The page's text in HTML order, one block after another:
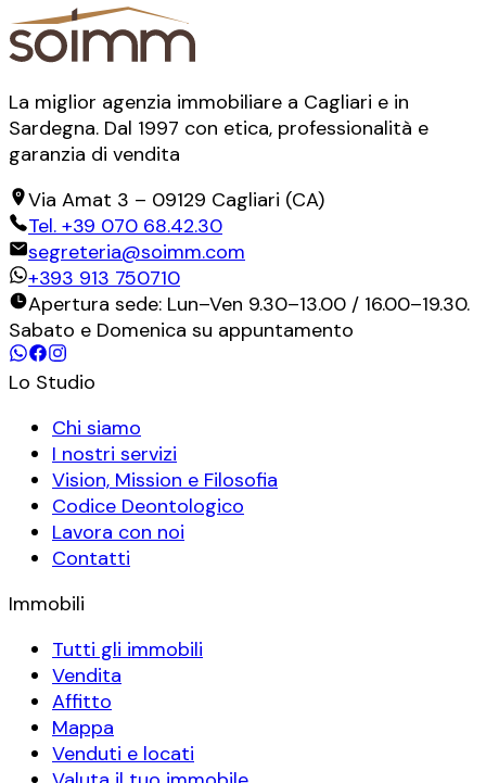
La miglior agenzia immobiliare a Cagliari e in
Sardegna. Dal 1997 con etica, professionalità e
garanzia di vendita
Via Amat 3 – 09129 Cagliari (CA)
Tel. +39 070 68.42.30
segreteria@soimm.com
+393 913 750710
Apertura sede: Lun–Ven 9.30–13.00 / 16.00–19.30.
Sabato e Domenica su appuntamento
Lo Studio
Chi siamo
I nostri servizi
Vision, Mission e Filosofia
Codice Deontologico
Lavora con noi
Contatti
Immobili
Tutti gli immobili
Vendita
Affitto
Mappa
Venduti e locati